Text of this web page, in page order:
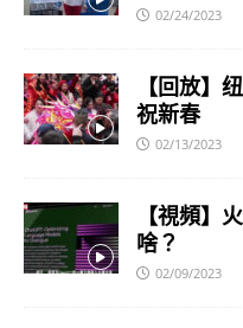
02/24/2023
【回放】
祝新春
02/13/2023
【視頻】
啥？
02/09/2023